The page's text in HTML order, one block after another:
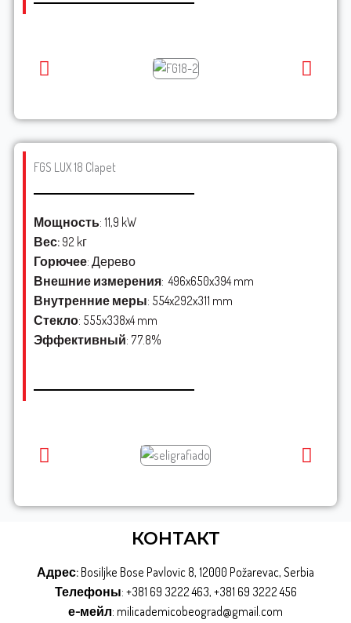
FGS LUX 18 Clapet
Мощность: 11,9 kW
Вес: 92 kг
Горючее: Дерево
Внешние измерения: 496x650x394 mm
Внутренние меры: 554x292x311 mm
Стекло: 555x338x4 mm
Эффективный: 77.8%
КОНТАКТ
Адрес: Bosiljke Bose Pavlovic 8, 12000 Požarevac, Serbia
Телефоны: +381 69 3222 463, +381 69 3222 456
е-мейл: milicademicobeograd@gmail.com